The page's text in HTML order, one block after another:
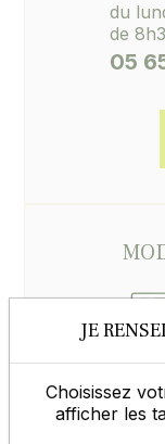
du
de
05
JE
Choisissez
afficher les